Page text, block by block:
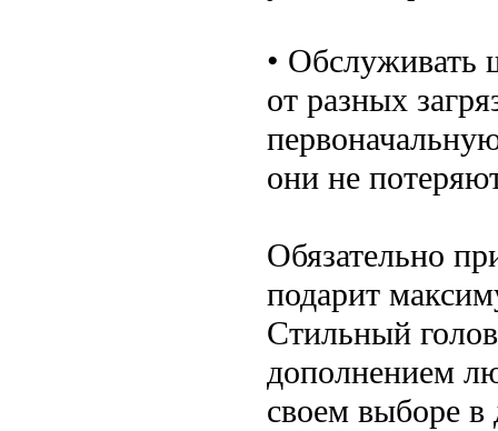
• Обслуживать
от разных
они не
Обязательно
подарит
Стильный
дополнением
своем выборе